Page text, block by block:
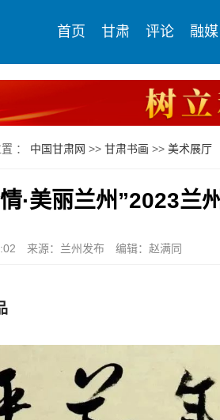
首页 甘肃 评论 融媒
： 中国甘肃网 >> 甘肃书画 >> 美术展厅
·美丽兰州”2023兰
来源：兰州发布 编辑：赵满同